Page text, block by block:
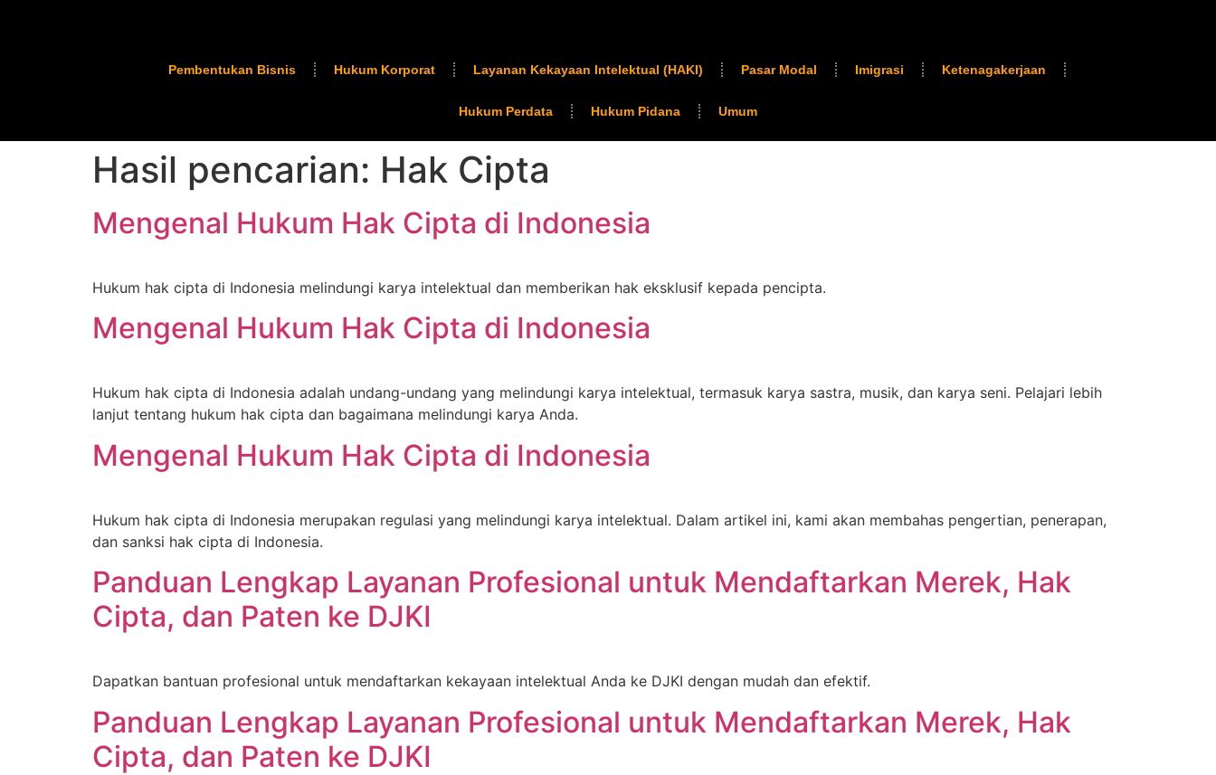
Pembentukan Bisnis Hukum Korporat Layanan Kekayaan Intelektual (HAKI) Pasar Modal Imigrasi Ketenagakerjaan
Hukum Perdata Hukum Pidana Umum
Hasil pencarian: Hak Cipta
Mengenal Hukum Hak Cipta di Indonesia
Hukum hak cipta di Indonesia melindungi karya intelektual dan memberikan hak eksklusif kepada pencipta.
Mengenal Hukum Hak Cipta di Indonesia
Hukum hak cipta di Indonesia adalah undang-undang yang melindungi karya intelektual, termasuk karya sastra, musik, dan karya seni. Pelajari lebih
lanjut tentang hukum hak cipta dan bagaimana melindungi karya Anda.
Mengenal Hukum Hak Cipta di Indonesia
Hukum hak cipta di Indonesia merupakan regulasi yang melindungi karya intelektual. Dalam artikel ini, kami akan membahas pengertian, penerapan,
dan sanksi hak cipta di Indonesia.
Panduan Lengkap Layanan Profesional untuk Mendaftarkan Merek, Hak
Cipta, dan Paten ke DJKI
Dapatkan bantuan profesional untuk mendaftarkan kekayaan intelektual Anda ke DJKI dengan mudah dan efektif.
Panduan Lengkap Layanan Profesional untuk Mendaftarkan Merek, Hak
Cipta, dan Paten ke DJKI